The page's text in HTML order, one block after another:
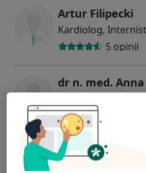
Artur Filipecki
Kardiolog,
5 opinii
dr n. med.